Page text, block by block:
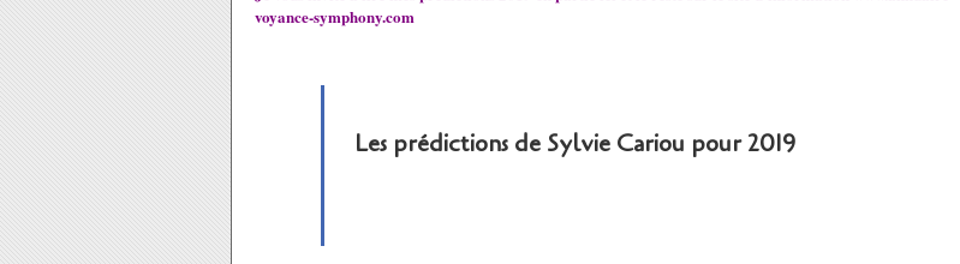
voyance-symphony.com
Les prédictions de Sylvie Cariou pour 2019